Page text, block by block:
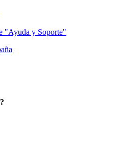
"Ayuda y Soporte"